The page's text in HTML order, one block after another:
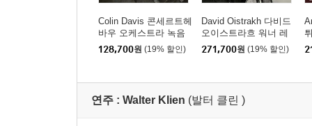
Colin Davis 콘세르트헤
바우 오케스트라 녹음
음반 모음 에디션 (The
Concertgebouw Legac
128,700원 (19% 할인)
David Oistrakh 다비드
오이스트라흐 워너 레
이블 녹음 전집 (The W
arner Remastered Editi
271,700원 (19% 할인)
연주 : Walter Klien (발터 클린 )